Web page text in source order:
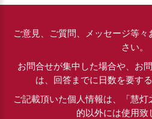
ご意見、ご質問、メッセージ等
さい。
お問合せが集中した場合や、お
は、回答までに日数を要す
ご記載頂いた個人情報は、「慧
的以外には使用致